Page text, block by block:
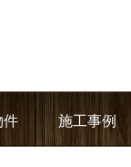
件 施工事例